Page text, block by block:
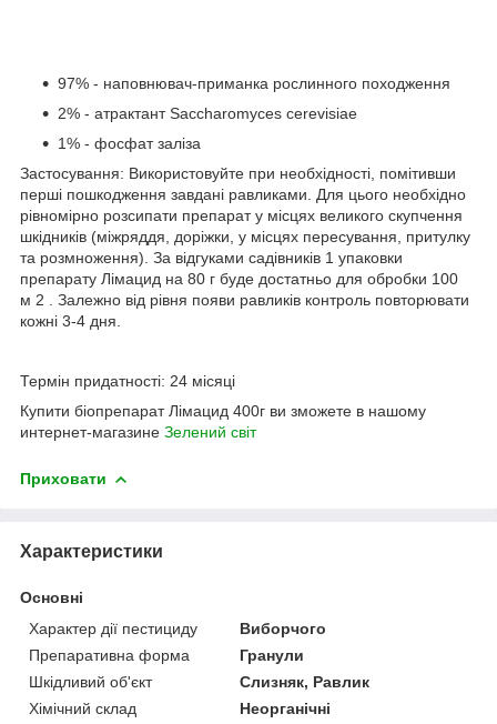
97% - наповнювач-приманка рослинного походження
2% - атрактант Saccharomyces cerevisiae
1% - фосфат заліза
Застосування: Використовуйте при необхідності, помітивши
перші пошкодження завдані равликами. Для цього необхідно
рівномірно розсипати препарат у місцях великого скупчення
шкідників (міжряддя, доріжки, у місцях пересування, притулку
та розмноження). За відгуками садівників 1 упаковки
препарату Лімацид на 80 г буде достатньо для обробки 100
м 2 . Залежно від рівня появи равликів контроль повторювати
кожні 3-4 дня.
Термін придатності: 24 місяці
Купити біопрепарат Лімацид 400г ви зможете в нашому
интернет-магазине Зелений свiт
Приховати
Характеристики
Основні
Характер дії пестициду
Виборчого
Препаративна форма
Гранули
Шкідливий об'єкт
Слизняк, Равлик
Хімічний склад
Неорганічні